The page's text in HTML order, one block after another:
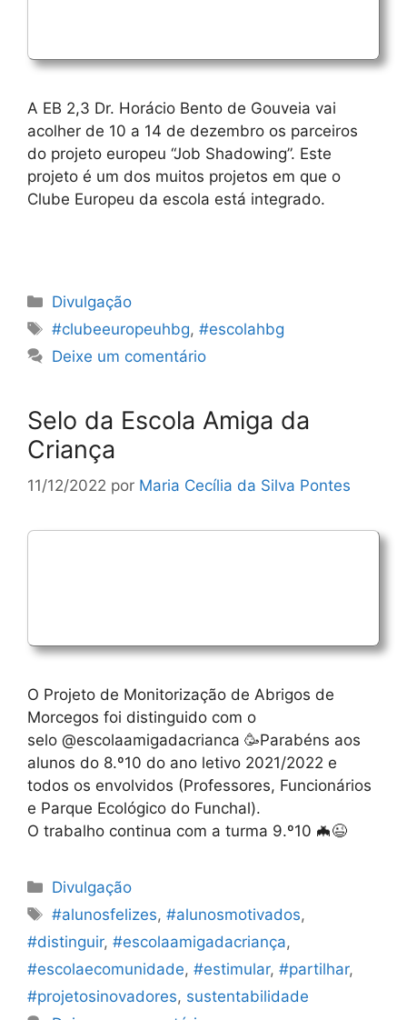
A EB 2,3 Dr. Horácio Bento de Gouveia vai
acolher de 10 a 14 de dezembro os parceiros
do projeto europeu “Job Shadowing”. Este
projeto é um dos muitos projetos em que o
Clube Europeu da escola está integrado.
Categorias
Divulgação
Etiquetas
#clubeeuropeuhbg,#escolahbg
Deixe um comentário
Selo da Escola Amiga da
Criança
11/12/2022 por Maria Cecília da Silva Pontes
O Projeto de Monitorização de Abrigos de
Morcegos foi distinguido com o
selo @escolaamigadacrianca 🥳Parabéns aos
alunos do 8.º10 do ano letivo 2021/2022 e
todos os envolvidos (Professores, Funcionários
e Parque Ecológico do Funchal).
O trabalho continua com a turma 9.º10 🦇😉
Categorias
Divulgação
Etiquetas
#alunosfelizes,#alunosmotivados,
#distinguir, #escolaamigadacriança,
#escolaecomunidade, #estimular, #partilhar,
#projetosinovadores, sustentabilidade